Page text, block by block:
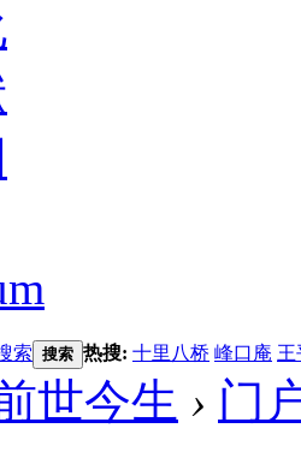
索 搜索 热搜: 十里八桥 峰口庵 王
世今生 › 门